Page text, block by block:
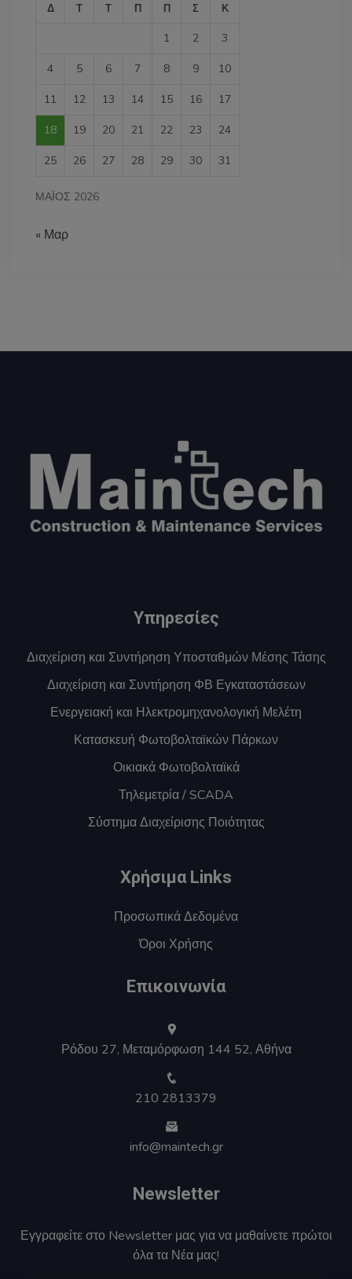
ΜΆΙΟΣ 2026
Δ Τ Τ Π Π Σ Κ
1 2 3
4 5 6 7 8 9 10
11 12 13 14 15 16 17
18 19 20 21 22 23 24
25 26 27 28 29 30 31
« Μαρ
Υπηρεσίες
Διαχείριση και Συντήρηση Υποσταθμών Μέσης Τάσης
Διαχείριση και Συντήρηση ΦΒ Εγκαταστάσεων
Ενεργειακή και Ηλεκτρομηχανολογική Μελέτη
Κατασκευή Φωτοβολταϊκών Πάρκων
Οικιακά Φωτοβολταϊκά
Τηλεμετρία / SCADA
Σύστημα Διαχείρισης Ποιότητας
Χρήσιμα Links
Προσωπικά Δεδομένα
Όροι Χρήσης
Επικοινωνία
Ρόδου 27, Μεταμόρφωση 144 52, Αθήνα
210 2813379
info@maintech.gr
Newsletter
Εγγραφείτε στο Newsletter μας για να μαθαίνετε πρώτοι
όλα τα Νέα μας!